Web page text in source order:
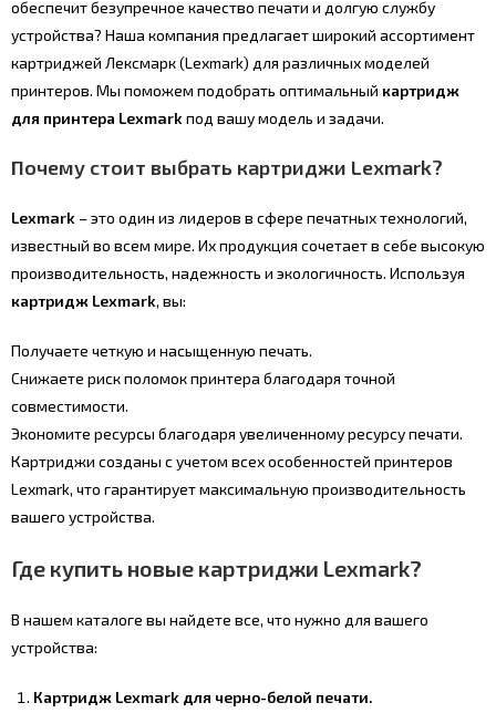
обеспечит безупречное качество печати и долгую службу
устройства? Наша компания предлагает широкий ассортимент
картриджей Лексмарк (Lexmark) для различных моделей
принтеров. Мы поможем подобрать оптимальный картридж
для принтера Lexmark под вашу модель и задачи.
Почему стоит выбрать картриджи Lexmark?
Lexmark – это один из лидеров в сфере печатных технологий,
известный во всем мире. Их продукция сочетает в себе высокую
производительность, надежность и экологичность. Используя
картридж Lexmark, вы:
Получаете четкую и насыщенную печать.
Снижаете риск поломок принтера благодаря точной
совместимости.
Экономите ресурсы благодаря увеличенному ресурсу печати.
Картриджи созданы с учетом всех особенностей принтеров
Lexmark, что гарантирует максимальную производительность
вашего устройства.
Где купить новые картриджи Lexmark?
В нашем каталоге вы найдете все, что нужно для вашего
устройства:
Картридж Lexmark для черно-белой печати.